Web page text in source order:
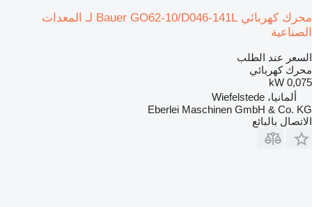
محرك كهربائي Bauer GO62-10/D046-141L لـ المعدات
الصناعية
السعر عند الطلب
محرك كهربائي
0,075 kW
ألمانيا، Wiefelstede
Eberlei Maschinen GmbH & Co. KG
الاتصال بالبائع